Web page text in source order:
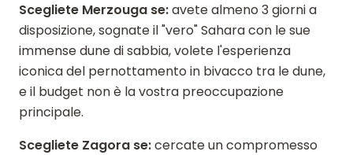
Scegliete Merzouga se:avete almeno 3 giorni a
disposizione, sognate il "vero" Sahara con le sue
immense dune di sabbia, volete l'esperienza
iconica del pernottamento in bivacco tra le dune,
e il budget non è la vostra preoccupazione
principale.
Scegliete Zagora se:cercate un compromesso